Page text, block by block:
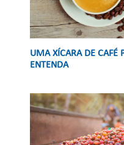
UMA XÍCARA DE CAFÉ
ENTENDA